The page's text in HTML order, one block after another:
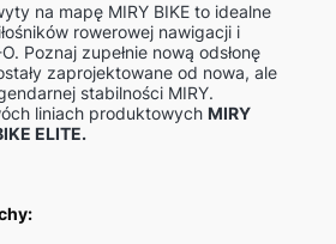
na mapę MIRY BIKE to idealne
rowerowej nawigacji i
Poznaj zupełnie nową odsłonę
zaprojektowane od nowa, ale
stabilności MIRY.
liniach produktowych MIRY
ELITE.